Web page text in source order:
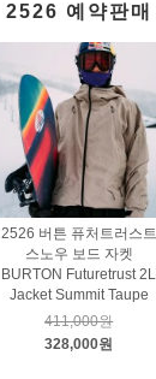
2526 예약판매
2526 버튼 퓨처트러스트
스노우 보드 자켓
BURTON Futuretrust 2L
Jacket Summit Taupe
411,000원
328,000원